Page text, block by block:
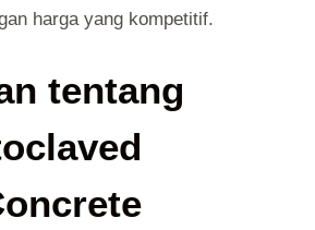
harga yang kompetitif.
tentang